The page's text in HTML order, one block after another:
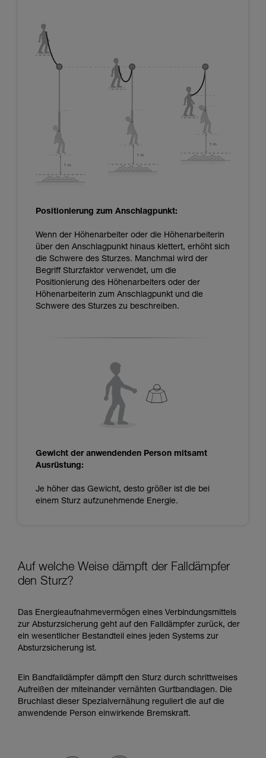
Positionierung zum Anschlagpunkt:
Wenn der Höhenarbeiter oder die Höhenarbeiterin
über den Anschlagpunkt hinaus klettert, erhöht sich
die Schwere des Sturzes. Manchmal wird der
Begriff Sturzfaktor verwendet, um die
Positionierung des Höhenarbeiters oder der
Höhenarbeiterin zum Anschlagpunkt und die
Schwere des Sturzes zu beschreiben.
Gewicht der anwendenden Person mitsamt
Ausrüstung:
Je höher das Gewicht, desto größer ist die bei
einem Sturz aufzunehmende Energie.
Auf welche Weise dämpft der Falldämpfer
den Sturz?
Das Energieaufnahmevermögen eines Verbindungsmittels
zur Absturzsicherung geht auf den Falldämpfer zurück, der
ein wesentlicher Bestandteil eines jeden Systems zur
Absturzsicherung ist.
Ein Bandfalldämpfer dämpft den Sturz durch schrittweises
Aufreißen der miteinander vernähten Gurtbandlagen. Die
Bruchlast dieser Spezialvernähung reguliert die auf die
anwendende Person einwirkende Bremskraft.